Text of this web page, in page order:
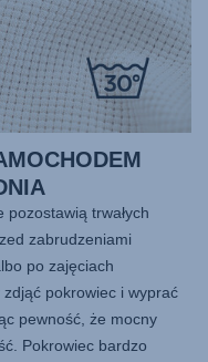
trwałych
zabrudzeniami
po zajęciach
pokrowiec i wyprać
pewność, że mocny
Pokrowiec bardzo